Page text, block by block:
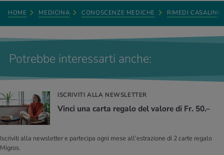
HOME MEDICINA CONOSCENZE MEDICHE RIMEDI
Potrebbe interessarti anche:
ISCRIVITI ALLA NEWSLETTER
Vinci una carta regalo del valore di Fr. 50.–
Iscriviti alla newsletter e partecipa ogni mese all’estrazione di 2 carte regalo
Migros.